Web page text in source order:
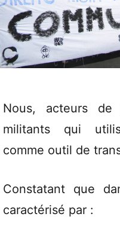
Nous, acteurs de
militants qui
comme outil de
Constatant que
caractérisé par :